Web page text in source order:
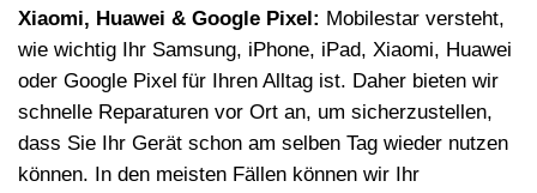
Xiaomi, Huawei & Google Pixel: Mobilestar versteht,
wie wichtig Ihr Samsung, iPhone, iPad, Xiaomi, Huawei
oder Google Pixel für Ihren Alltag ist. Daher bieten wir
schnelle Reparaturen vor Ort an, um sicherzustellen,
dass Sie Ihr Gerät schon am selben Tag wieder nutzen
können. In den meisten Fällen können wir Ihr